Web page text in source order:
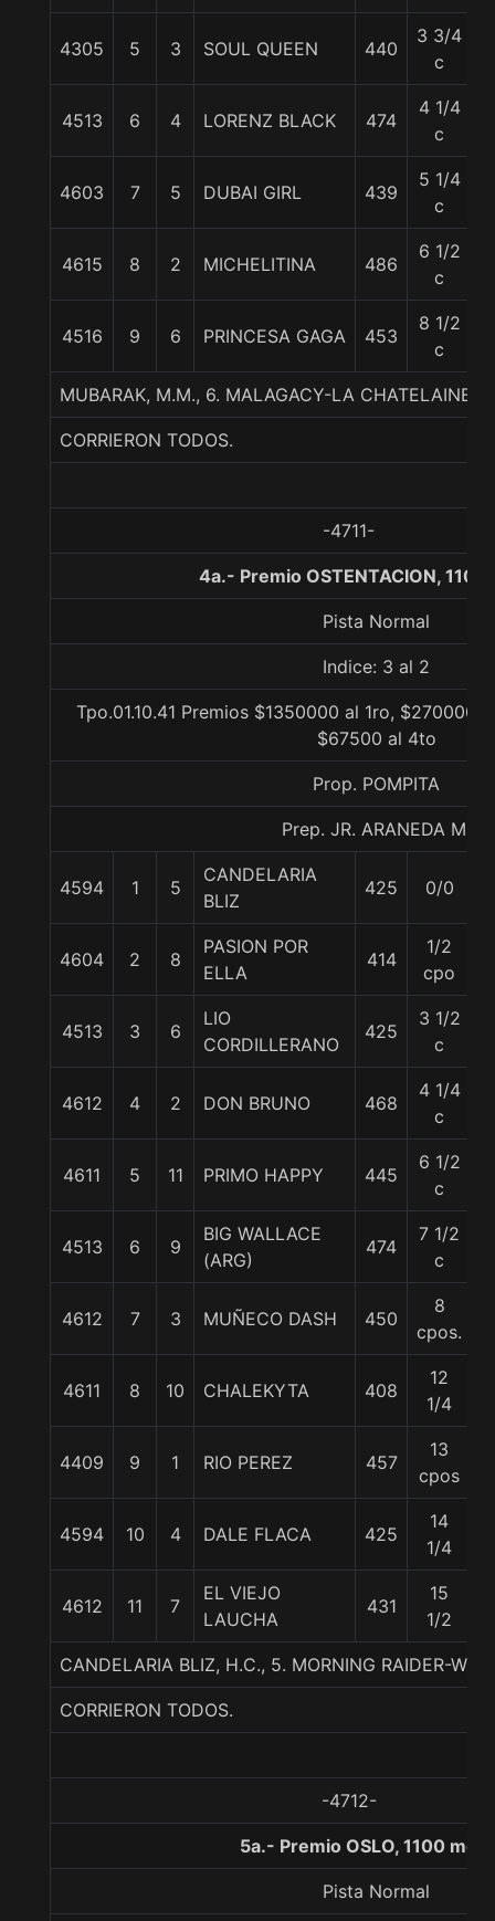
4305 5 3 SOUL QUEEN 440
3 3/4
c
4513 6 4 LORENZ BLACK 474
4 1/4
c
4603 7 5 DUBAI GIRL 439
5 1/4
c
4615 8 2 MICHELITINA 486
6 1/2
c
4516 9 6 PRINCESA GAGA 453
8 1/2
c
MUBARAK, M.M., 6. MALAGACY-LA CHATELAINE-
CORRIERON TODOS.
-4711-
4a.- Premio OSTENTACION,
Pista Normal
Indice: 3 al 2
Tpo.01.10.41 Premios $1350000 al 1ro, $270000
$67500 al 4to
Prop. POMPITA
Prep. JR. ARANEDA M.
4594 1 5
CANDELARIA
BLIZ
425 0/0
4604 2 8
PASION POR
ELLA
414
1/2
cpo
4513 3 6
LIO
CORDILLERANO
425
3 1/2
c
4612 4 2 DON BRUNO 468
4 1/4
c
4611 5 11 PRIMO HAPPY 445
6 1/2
c
4513 6 9
BIG WALLACE
(ARG)
474
7 1/2
c
4612 7 3 MUÑECO DASH 450
8
cpos.
4611 8 10 CHALEKYTA 408
12
1/4
4409 9 1 RIO PEREZ 457
13
cpos
4594 10 4 DALE FLACA 425
14
1/4
4612 11 7
EL VIEJO
LAUCHA
431
15
1/2
CANDELARIA BLIZ, H.C., 5. MORNING RAIDER-WIT
CORRIERON TODOS.
-4712-
5a.- Premio OSLO, 1100
Pista Normal